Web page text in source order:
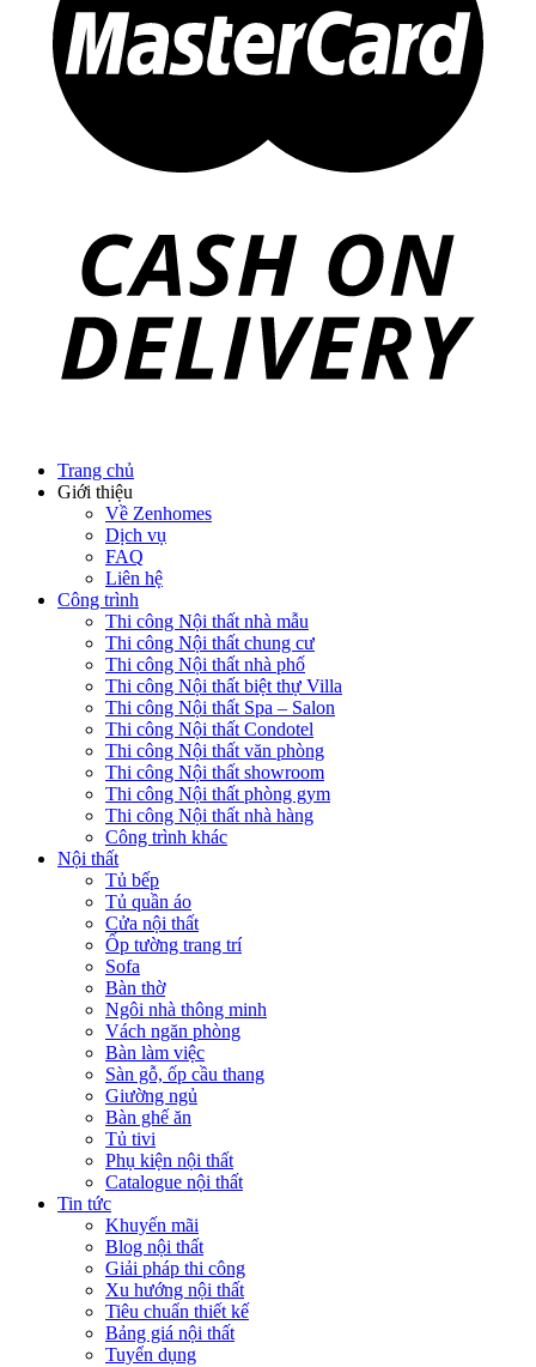
Trang chủ
Giới thiệu
Về Zenhomes
Dịch vụ
FAQ
Liên hệ
Công trình
Thi công Nội thất nhà mẫu
Thi công Nội thất chung cư
Thi công Nội thất nhà phố
Thi công Nội thất biệt thự Villa
Thi công Nội thất Spa – Salon
Thi công Nội thất Condotel
Thi công Nội thất văn phòng
Thi công Nội thất showroom
Thi công Nội thất phòng gym
Thi công Nội thất nhà hàng
Công trình khác
Nội thất
Tủ bếp
Tủ quần áo
Cửa nội thất
Ốp tường trang trí
Sofa
Bàn thờ
Ngôi nhà thông minh
Vách ngăn phòng
Bàn làm việc
Sàn gỗ, ốp cầu thang
Giường ngủ
Bàn ghế ăn
Tủ tivi
Phụ kiện nội thất
Catalogue nội thất
Tin tức
Khuyến mãi
Blog nội thất
Giải pháp thi công
Xu hướng nội thất
Tiêu chuẩn thiết kế
Bảng giá nội thất
Tuyển dụng